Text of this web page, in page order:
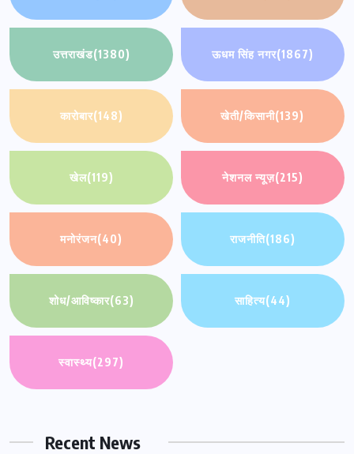
उत्तराखंड(1380) ऊधम सिंह नगर(1867)
कारोबार(148) खेती/किसानी(139)
खेल(119) नेशनल न्यूज़(215)
मनोरंजन(40) राजनीति(186)
शोध/आविष्कार(63) साहित्य(44)
स्वास्थ्य(297)
Recent News